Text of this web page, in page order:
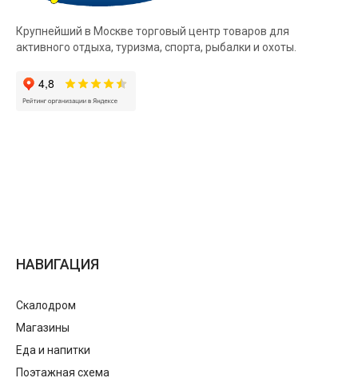
Крупнейший в Москве торговый центр товаров для
активного отдыха, туризма, спорта, рыбалки и охоты.
НАВИГАЦИЯ
Скалодром
Магазины
Еда и напитки
Поэтажная схема